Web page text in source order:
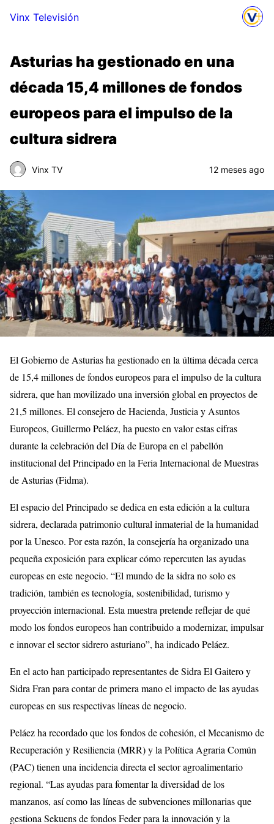
Vinx Televisión
Asturias ha gestionado en una
década 15,4 millones de fondos
europeos para el impulso de la
cultura sidrera
Vinx TV 12 meses ago
El Gobierno de Asturias ha gestionado en la última década cerca
de 15,4 millones de fondos europeos para el impulso de la cultura
sidrera, que han movilizado una inversión global en proyectos de
21,5 millones. El consejero de Hacienda, Justicia y Asuntos
Europeos, Guillermo Peláez, ha puesto en valor estas cifras
durante la celebración del Día de Europa en el pabellón
institucional del Principado en la Feria Internacional de Muestras
de Asturias (Fidma).
El espacio del Principado se dedica en esta edición a la cultura
sidrera, declarada patrimonio cultural inmaterial de la humanidad
por la Unesco. Por esta razón, la consejería ha organizado una
pequeña exposición para explicar cómo repercuten las ayudas
europeas en este negocio. “El mundo de la sidra no solo es
tradición, también es tecnología, sostenibilidad, turismo y
proyección internacional. Esta muestra pretende reflejar de qué
modo los fondos europeos han contribuido a modernizar, impulsar
e innovar el sector sidrero asturiano”, ha indicado Peláez.
En el acto han participado representantes de Sidra El Gaitero y
Sidra Fran para contar de primera mano el impacto de las ayudas
europeas en sus respectivas líneas de negocio.
Peláez ha recordado que los fondos de cohesión, el Mecanismo de
Recuperación y Resiliencia (MRR) y la Política Agraria Común
(PAC) tienen una incidencia directa el sector agroalimentario
regional. “Las ayudas para fomentar la diversidad de los
manzanos, así como las líneas de subvenciones millonarias que
gestiona Sekuens de fondos Feder para la innovación y la